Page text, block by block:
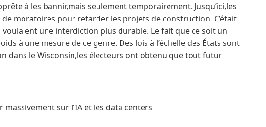
à les bannir,mais seulement temporairement. Jusqu’ici,les
moratoires pour retarder les projets de construction. C’était
une interdiction plus durable. Le fait que ce soit un
à une mesure de ce genre. Des lois à l’échelle des États sont
dans le Wisconsin,les électeurs ont obtenu que tout futur
massivement sur l'IA et les data centers